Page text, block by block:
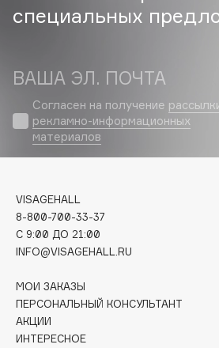
Cadence
Carbon Theory
Carolina Herrera
Catrice
Chupa Chups
Clarette
Clarins
Clinique
Clive Christian
Club De Nuit
специальных
ВАША ЭЛ. ПОЧТА
Согласен на получение
рекламно-информационных
материалов
VISAGEHALL
8-800-700-33-37
C 9:00 ДО 21:00
INFO@VISAGEHALL.RU
МОИ ЗАКАЗЫ
ПЕРСОНАЛЬНЫЙ КОНСУЛЬТАНТ
АКЦИИ
ИНТЕРЕСНОЕ